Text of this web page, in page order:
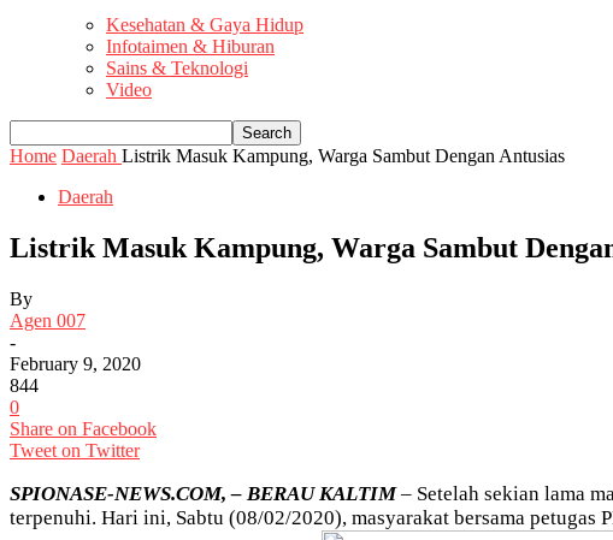
Kesehatan & Gaya Hidup
Infotaimen & Hiburan
Sains & Teknologi
Video
Home Daerah Listrik Masuk Kampung, Warga Sambut Dengan Antusias
Daerah
Listrik Masuk Kampung, Warga Sambut
By
Agen 007
-
February 9, 2020
844
0
Share on Facebook
Tweet on Twitter
SPIONASE-NEWS.COM, – BERAU KALTIM– Setelah sekian lama
terpenuhi. Hari ini, Sabtu (08/02/2020), masyarakat bersama petugas